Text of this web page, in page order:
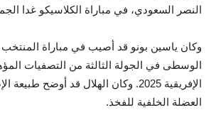
النصر السعودي، في مباراة الكلاسيكو غدا
وكان ياسين بونو قد أصيب في مباراة المنتخب
الوسطى في الجولة الثالثة من التصفيات
الإفريقية 2025. وكان الهلال قد أوضح
العضلة الخلفية للفخذ.